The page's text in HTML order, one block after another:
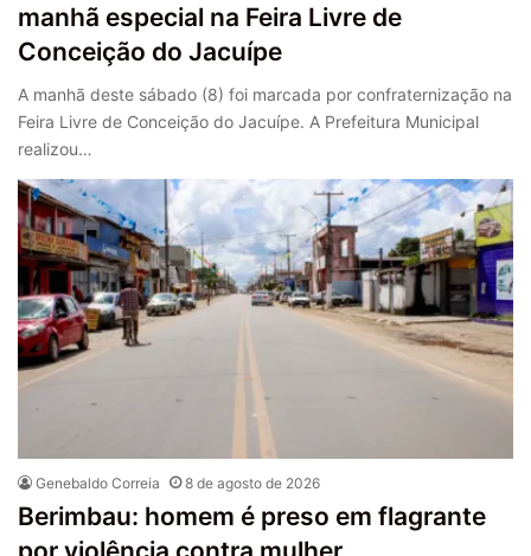
manhã especial na Feira Livre de
Conceição do Jacuípe
A manhã deste sábado (8) foi marcada por confraternização na
Feira Livre de Conceição do Jacuípe. A Prefeitura Municipal
realizou…
Genebaldo Correia 8 de agosto de 2026
Berimbau: homem é preso em flagrante